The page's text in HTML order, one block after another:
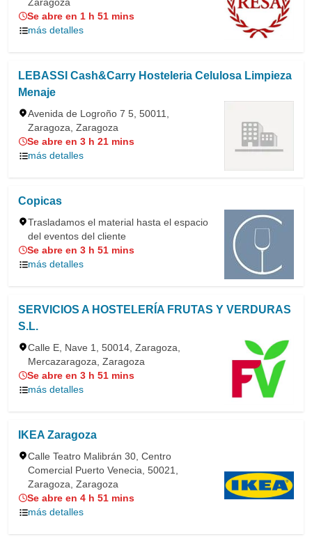
Se abre en 1 h 51 mins
más detalles
LEBASSI Cash&Carry Hosteleria Celulosa Limpieza
Menaje
Avenida de Logroño 7 5, 50011,
Zaragoza, Zaragoza
Se abre en 3 h 21 mins
más detalles
Copicas
Trasladamos el material hasta el espacio
del eventos del cliente
Se abre en 3 h 51 mins
más detalles
SERVICIOS A HOSTELERÍA FRUTAS Y VERDURAS
S.L.
Calle E, Nave 1, 50014, Zaragoza,
Mercazaragoza, Zaragoza
Se abre en 3 h 51 mins
más detalles
IKEA Zaragoza
Calle Teatro Malibrán 30, Centro
Comercial Puerto Venecia, 50021,
Zaragoza, Zaragoza
Se abre en 4 h 51 mins
más detalles